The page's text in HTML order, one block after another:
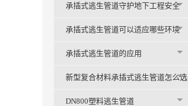
承插式逃生管道守护地下工程安全
承插式逃生管道可以适应哪些环境
承插式逃生管道的应用
新型复合材料承插式逃生管道怎么选
DN800塑料逃生管道